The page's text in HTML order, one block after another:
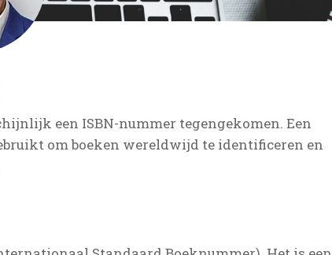
een ISBN-nummer tegengekomen. Een
om boeken wereldwijd te identificeren en